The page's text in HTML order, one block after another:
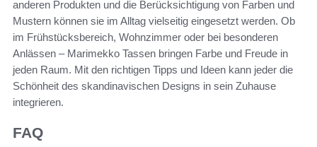
anderen Produkten und die Berücksichtigung von Farben und
Mustern können sie im Alltag vielseitig eingesetzt werden. Ob
im Frühstücksbereich, Wohnzimmer oder bei besonderen
Anlässen – Marimekko Tassen bringen Farbe und Freude in
jeden Raum. Mit den richtigen Tipps und Ideen kann jeder die
Schönheit des skandinavischen Designs in sein Zuhause
integrieren.
FAQ